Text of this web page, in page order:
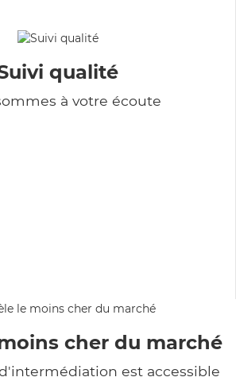
qualité
à votre écoute
cher du marché
est accessible